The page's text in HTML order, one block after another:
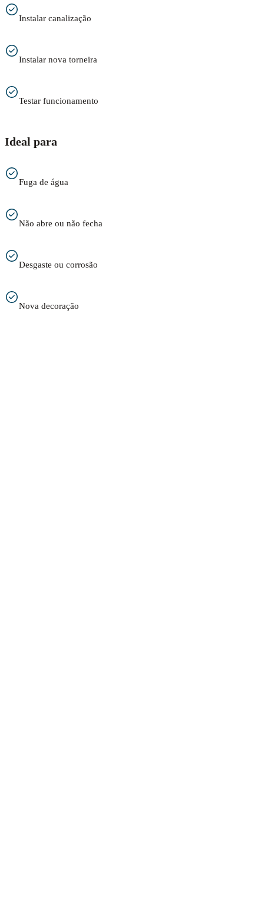
Instalar canalização
Instalar nova torneira
Testar funcionamento
Ideal para
Fuga de água
Não abre ou não fecha
Desgaste ou corrosão
Nova decoração